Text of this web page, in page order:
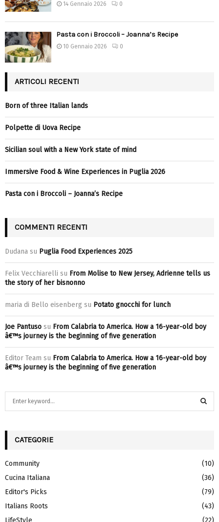
14 Gennaio 2026 0
Pasta con i Broccoli – Joanna’s Recipe
10 Gennaio 2026 0
ARTICOLI RECENTI
Born of three Italian lands
Polpette di Uova Recipe
Sicilian soul with a New York state of mind
Immersive Food & Wine Experiences in Puglia 2026
Pasta con i Broccoli – Joanna’s Recipe
COMMENTI RECENTI
Dudana su Puglia Food Experiences 2025
Felix Vecchiarelli su From Molise to New Jersey, Adrienne tells us
the story of her bisnonno
maria di Bello eisenberg su Potato gnocchi for lunch
Joe Pantuso su From Calabria to America. How a 16-year-old boy
â€™s journey is the beginning of five generation
Editor Team su From Calabria to America. How a 16-year-old boy
â€™s journey is the beginning of five generation
h
o
r
:
A
R
H
CATEGORIE
Community
(10)
Cucina Italiana
(36)
Editor's Picks
(79)
Italians Roots
(43)
LifeStyle
(22)